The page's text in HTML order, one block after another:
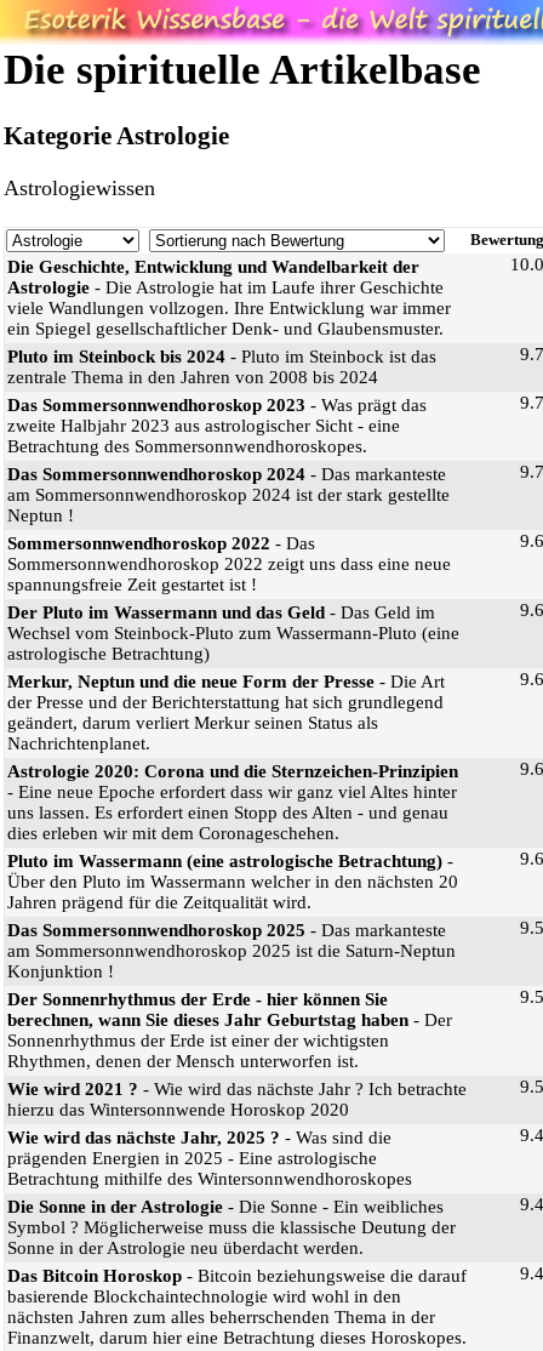
Die spirituelle Artikelbase
Kategorie Astrologie
Astrologiewissen
Bewertung
Die Geschichte, Entwicklung und Wandelbarkeit der
Astrologie - Die Astrologie hat im Laufe ihrer Geschichte
viele Wandlungen vollzogen. Ihre Entwicklung war immer
ein Spiegel gesellschaftlicher Denk- und Glaubensmuster.
10.0
Pluto im Steinbock bis 2024 - Pluto im Steinbock ist das
zentrale Thema in den Jahren von 2008 bis 2024
9.7
Das Sommersonnwendhoroskop 2023 - Was prägt das
zweite Halbjahr 2023 aus astrologischer Sicht - eine
Betrachtung des Sommersonnwendhoroskopes.
9.7
Das Sommersonnwendhoroskop 2024 - Das markanteste
am Sommersonnwendhoroskop 2024 ist der stark gestellte
Neptun !
9.7
Sommersonnwendhoroskop 2022 - Das
Sommersonnwendhoroskop 2022 zeigt uns dass eine neue
spannungsfreie Zeit gestartet ist !
9.6
Der Pluto im Wassermann und das Geld - Das Geld im
Wechsel vom Steinbock-Pluto zum Wassermann-Pluto (eine
astrologische Betrachtung)
9.6
Merkur, Neptun und die neue Form der Presse - Die Art
der Presse und der Berichterstattung hat sich grundlegend
geändert, darum verliert Merkur seinen Status als
Nachrichtenplanet.
9.6
Astrologie 2020: Corona und die Sternzeichen-Prinzipien
- Eine neue Epoche erfordert dass wir ganz viel Altes hinter
uns lassen. Es erfordert einen Stopp des Alten - und genau
dies erleben wir mit dem Coronageschehen.
9.6
Pluto im Wassermann (eine astrologische Betrachtung) -
Über den Pluto im Wassermann welcher in den nächsten 20
Jahren prägend für die Zeitqualität wird.
9.6
Das Sommersonnwendhoroskop 2025 - Das markanteste
am Sommersonnwendhoroskop 2025 ist die Saturn-Neptun
Konjunktion !
9.5
Der Sonnenrhythmus der Erde - hier können Sie
berechnen, wann Sie dieses Jahr Geburtstag haben - Der
Sonnenrhythmus der Erde ist einer der wichtigsten
Rhythmen, denen der Mensch unterworfen ist.
9.5
Wie wird 2021 ? - Wie wird das nächste Jahr ? Ich betrachte
hierzu das Wintersonnwende Horoskop 2020
9.5
Wie wird das nächste Jahr, 2025 ? - Was sind die
prägenden Energien in 2025 - Eine astrologische
Betrachtung mithilfe des Wintersonnwendhoroskopes
9.4
Die Sonne in der Astrologie - Die Sonne - Ein weibliches
Symbol ? Möglicherweise muss die klassische Deutung der
Sonne in der Astrologie neu überdacht werden.
9.4
Das Bitcoin Horoskop - Bitcoin beziehungsweise die darauf
basierende Blockchaintechnologie wird wohl in den
nächsten Jahren zum alles beherrschenden Thema in der
Finanzwelt, darum hier eine Betrachtung dieses Horoskopes.
9.4